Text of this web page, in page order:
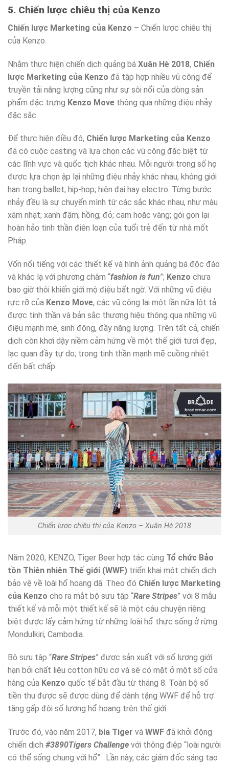
5. Chiến lược chiêu thị của Kenzo
Chiến lược Marketing của Kenzo – Chiến lược chiêu thị
của Kenzo.
Nhằm thực hiện chiến dịch quảng bá Xuân Hè 2018, Chiến
lược Marketing của Kenzo đã tập hợp nhiều vũ công để
truyền tải năng lượng cũng như sự sôi nổi của dòng sản
phẩm đặc trưng Kenzo Move thông qua những điệu nhảy
đặc sắc.
Để thực hiện điều đó, Chiến lược Marketing của Kenzo
đã có cuộc casting và lựa chọn các vũ công đặc biệt từ
các lĩnh vực và quốc tịch khác nhau. Mỗi người trong số họ
được lựa chọn ập lại những điệu nhảy khác nhau, không giới
hạn trong ballet; hip-hop; hiện đại hay electro. Từng bước
nhảy đều là sự chuyển mình từ các sắc khác nhau, như màu
xám nhạt; xanh đậm; hồng; đỏ; cam hoặc vàng; gói gọn lại
hoàn hảo tinh thần điên loạn của tuổi trẻ đến từ nhà mốt
Pháp.
Vốn nổi tiếng với các thiết kế và hình ảnh quảng bá độc đáo
và khác lạ với phương châm “fashion is fun”; Kenzo chưa
bao giờ thôi khiến giới mộ điệu bất ngờ. Với những vũ điệu
rực rỡ của Kenzo Move, các vũ công lại một lần nữa lột tả
được tinh thần và bản sắc thương hiệu thông qua những vũ
điệu mạnh mẽ, sinh động, đầy năng lượng. Trên tất cả, chiến
dịch còn khơi dậy niềm cảm hứng về một thế giới tươi đẹp,
lạc quan đầy tự do; trong tinh thần mạnh mẽ cuồng nhiệt
đến bất chấp.
Chiến lược chiêu thị của Kenzo – Xuân Hè 2018
Năm 2020, KENZO, Tiger Beer hợp tác cùng Tổ chức Bảo
tồn Thiên nhiên Thế giới (WWF) triển khai một chiến dịch
bảo vệ về loài hổ hoang dã. Theo đó Chiến lược Marketing
của Kenzo cho ra mắt bộ sưu tập “Rare Stripes” với 8 mẫu
thiết kế và mỗi một thiết kế sẽ là một câu chuyện riêng
biệt được lấy cảm hứng từ những loài hổ thực sống ở rừng
Mondulkiri, Cambodia.
Bộ sưu tập “Rare Stripes” được sản xuất với số lượng giới
hạn bởi chất liệu cotton hữu cơ và sẽ có mặt ở một số cửa
hàng của Kenzo quốc tế bắt đầu từ tháng 8. Toàn bộ số
tiền thu được sẽ được dùng để dành tặng WWF để hỗ trợ
tăng gấp đôi số lượng hổ hoang trên thế giới.
Trước đó, vào năm 2017, bia Tiger và WWF đã khởi động
chiến dịch #3890Tigers Challenge với thông điệp “loài người
có thể sống chung với hổ” . Lần này, các giám đốc sáng tạo